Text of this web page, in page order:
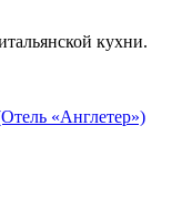
кухни.
«Англетер»)